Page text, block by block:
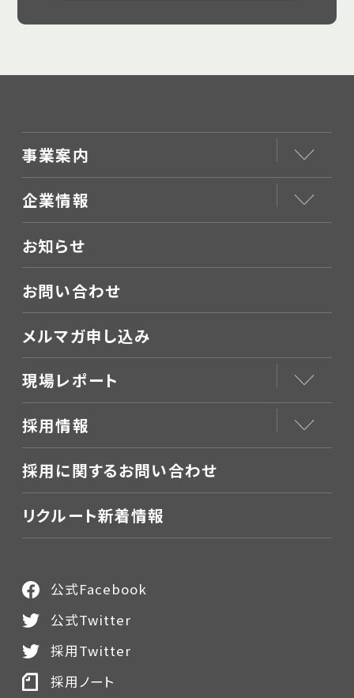
事業案内
企業情報
お知らせ
お問い合わせ
メルマガ申し込み
現場レポート
採用情報
採用に関するお問い合わせ
リクルート新着情報
公式Facebook
公式Twitter
採用Twitter
採用ノート